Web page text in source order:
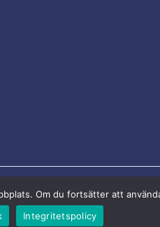
Om du fortsätter att
Integritetspolicy